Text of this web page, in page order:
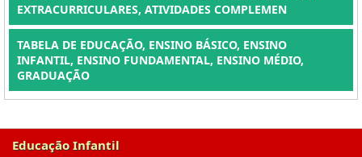
EXTRACURRICULARES, ATIVIDADES COMPLEMEN
TABELA DE EDUCAÇÃO, ENSINO BÁSICO, ENSINO
INFANTIL, ENSINO FUNDAMENTAL, ENSINO MÉDIO,
GRADUAÇÃO
Educação Infantil